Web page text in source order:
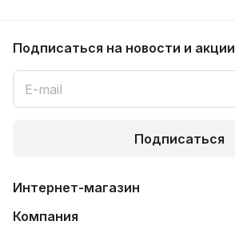
Подписаться на новости и акции
Подписаться
Интернет-магазин
Компания